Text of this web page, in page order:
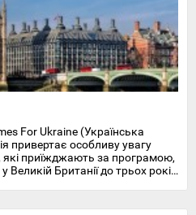
For Ukraine (Українська
привертає особливу увагу
які приїжджають за програмою,
Британії до трьох років